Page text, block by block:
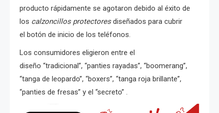
producto rápidamente se agotaron debido al éxito de
los calzoncillos protectoresdiseñados para cubrir
el botón de inicio de los teléfonos.
Los consumidores eligieron entre el
diseño “tradicional”, “panties rayadas”, “boomerang”,
“tanga de leopardo”, “boxers”, “tanga roja brillante”,
“panties de fresas” y el “secreto” .